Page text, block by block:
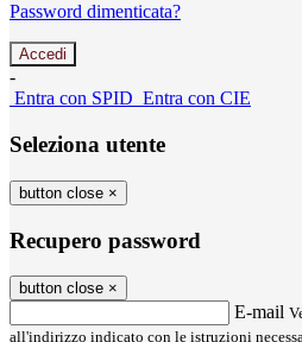
Password dimenticata?
-
Entra con SPID Entra con CIE
Seleziona utente
button close ×
Recupero password
button close ×
E-mail
all'indirizzo indicato con le istruzioni